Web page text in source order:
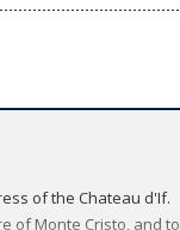
of the Chateau d'If.
of Monte Cristo, and to